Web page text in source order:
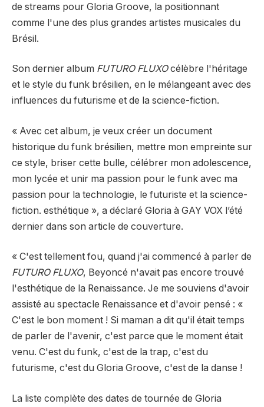
de streams pour Gloria Groove, la positionnant
comme l'une des plus grandes artistes musicales du
Brésil.
Son dernier album FUTURO FLUXOcélèbre l'héritage
et le style du funk brésilien, en le mélangeant avec des
influences du futurisme et de la science-fiction.
« Avec cet album, je veux créer un document
historique du funk brésilien, mettre mon empreinte sur
ce style, briser cette bulle, célébrer mon adolescence,
mon lycée et unir ma passion pour le funk avec ma
passion pour la technologie, le futuriste et la science-
fiction. esthétique », a déclaré Gloria à GAY VOX l’été
dernier dans son article de couverture.
« C'est tellement fou, quand j'ai commencé à parler de
FUTURO FLUXO, Beyoncé n'avait pas encore trouvé
l'esthétique de la Renaissance. Je me souviens d'avoir
assisté au spectacle Renaissance et d'avoir pensé : «
C'est le bon moment ! Si maman a dit qu'il était temps
de parler de l'avenir, c'est parce que le moment était
venu. C'est du funk, c'est de la trap, c'est du
futurisme, c'est du Gloria Groove, c'est de la danse !
La liste complète des dates de tournée de Gloria